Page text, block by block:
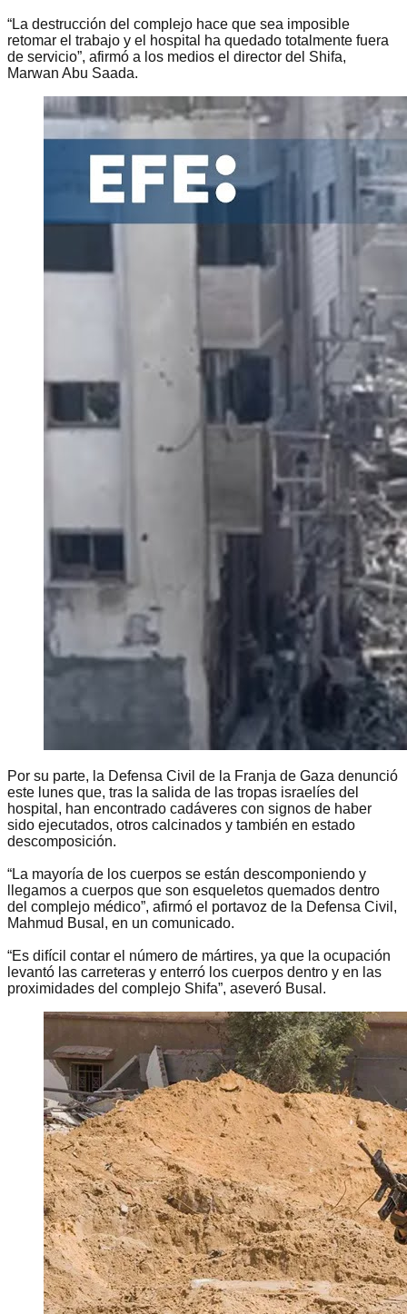
“La destrucción del complejo hace que sea imposible
retomar el trabajo y el hospital ha quedado totalmente fuera
de servicio”, afirmó a los medios el director del Shifa,
Marwan Abu Saada.
Por su parte, la Defensa Civil de la Franja de Gaza denunció
este lunes que, tras la salida de las tropas israelíes del
hospital, han encontrado cadáveres con signos de haber
sido ejecutados, otros calcinados y también en estado
descomposición.
“La mayoría de los cuerpos se están descomponiendo y
llegamos a cuerpos que son esqueletos quemados dentro
del complejo médico”, afirmó el portavoz de la Defensa Civil,
Mahmud Busal, en un comunicado.
“Es difícil contar el número de mártires, ya que la ocupación
levantó las carreteras y enterró los cuerpos dentro y en las
proximidades del complejo Shifa”, aseveró Busal.